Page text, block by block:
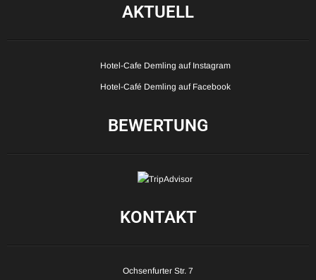
AKTUELL
Hotel-Cafe Demling auf Instagram
Hotel-Café Demling auf Facebook
BEWERTUNG
KONTAKT
Ochsenfurter Str. 7